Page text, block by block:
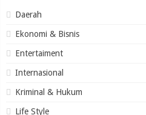
Daerah
Ekonomi & Bisnis
Entertaiment
Internasional
Kriminal & Hukum
Life Style